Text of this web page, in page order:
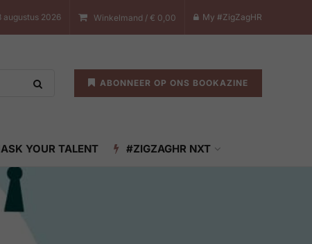
augustus 2026 Winkelmand / € 0,00 My #ZigZagHR
ABONNEER OP ONS BOOKAZINE
YOUR TALENT #ZIGZAGHR NXT